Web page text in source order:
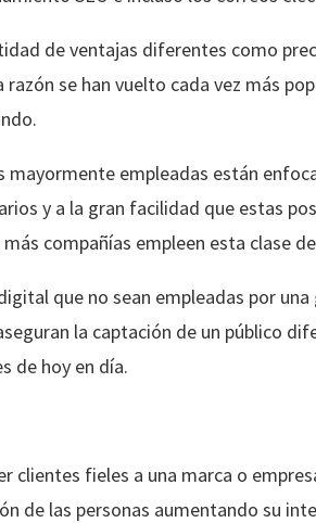
de ventajas diferentes como
se han vuelto cada vez más
empleadas están
y a la gran facilidad que estas
compañías empleen esta clase
que no sean empleadas por una
la captación de un público
de hoy en día.
clientes fieles a una marca o
de las personas aumentando su